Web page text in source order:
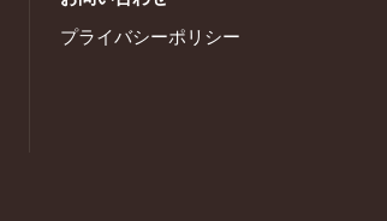
プライバシーポリシー